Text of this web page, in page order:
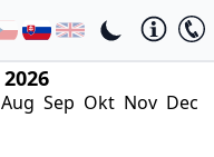
2026
Aug Sep Okt Nov Dec